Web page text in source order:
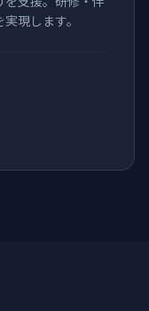
現します。